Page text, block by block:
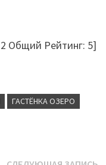
2 Общий Рейтинг: 5]
ГАСТЁНКА ОЗЕРО